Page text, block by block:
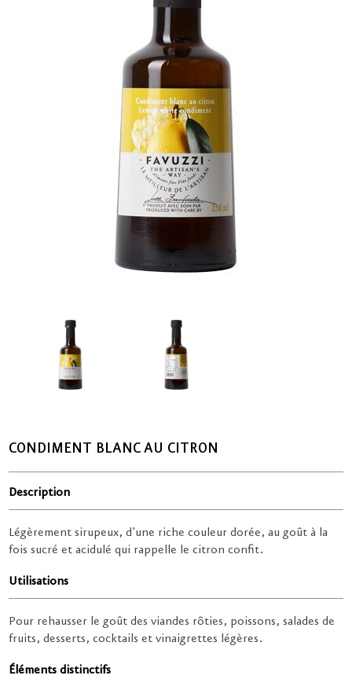
CONDIMENT BLANC AU CITRON
Description
Légèrement sirupeux, d'une riche couleur dorée, au goût à la
fois sucré et acidulé qui rappelle le citron confit.
Utilisations
Pour rehausser le goût des viandes rôties, poissons, salades de
fruits, desserts, cocktails et vinaigrettes légères.
Éléments distinctifs